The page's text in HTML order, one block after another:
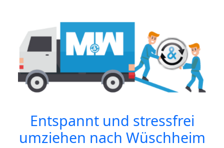
Entspannt und stressfrei
umziehen nach Wüschheim